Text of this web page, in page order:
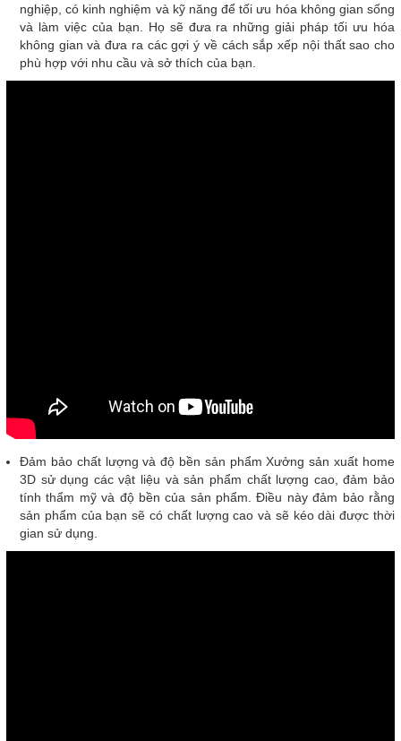
nghiệp, có kinh nghiệm và kỹ năng để tối ưu hóa không gian sống
và làm việc của bạn. Họ sẽ đưa ra những giải pháp tối ưu hóa
không gian và đưa ra các gợi ý về cách sắp xếp nội thất sao cho
phù hợp với nhu cầu và sở thích của bạn.
Đảm bảo chất lượng và độ bền sản phẩm Xưởng sản xuất home
3D sử dụng các vật liệu và sản phẩm chất lượng cao, đảm bảo
tính thẩm mỹ và độ bền của sản phẩm. Điều này đảm bảo rằng
sản phẩm của bạn sẽ có chất lượng cao và sẽ kéo dài được thời
gian sử dụng.